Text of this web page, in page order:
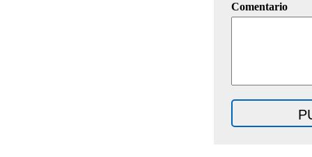
Comentario